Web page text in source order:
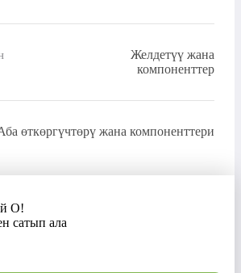
Желдетүү жана
компоненттер
өткөргүчтөрү жана компоненттери
О!
сатып ала